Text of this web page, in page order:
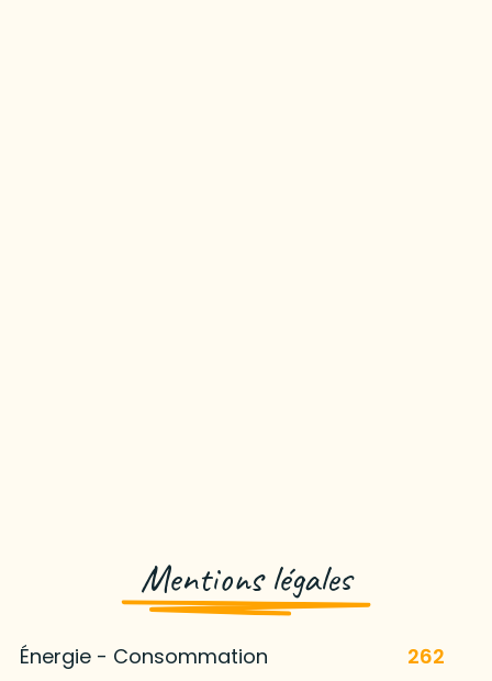
Mentions légales
Énergie - Consommation
262